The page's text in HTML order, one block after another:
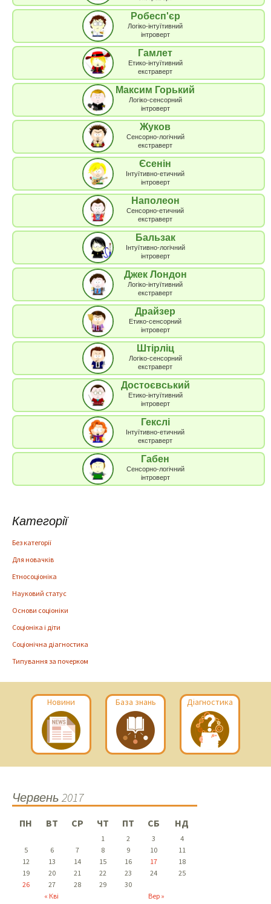
Робесп'єр
Логіко-інтуїтивний
інтроверт
Гамлет
Етико-інтуїтивний
екстраверт
Максим Горький
Логіко-сенсорний
інтроверт
Жуков
Сенсорно-логічний
екстраверт
Єсенін
Інтуїтивно-етичний
інтроверт
Наполеон
Сенсорно-етичний
екстраверт
Бальзак
Інтуїтивно-логічний
інтроверт
Джек Лондон
Логіко-інтуїтивний
екстраверт
Драйзер
Етико-сенсорний
інтроверт
Штірліц
Логіко-сенсорний
екстраверт
Достоєвський
Етико-інтуїтивний
інтроверт
Гекслі
Інтуїтивно-етичний
екстраверт
Габен
Сенсорно-логічний
інтроверт
Категорії
Без категорії
Для новачків
Етносоціоніка
Науковий статус
Основи соціоніки
Соціоніка і діти
Соціонічна діагностика
Типування за почерком
Новини База знань Діагностика
Червень 2017
ПН ВТ СР ЧТ ПТ СБ НД
« Кві Вер »
1 2 3
4
5
6 7 8 9 10
11
12
13 14 15 16 17
18
19
20 21 22 23 24
25
26
27 28 29 30